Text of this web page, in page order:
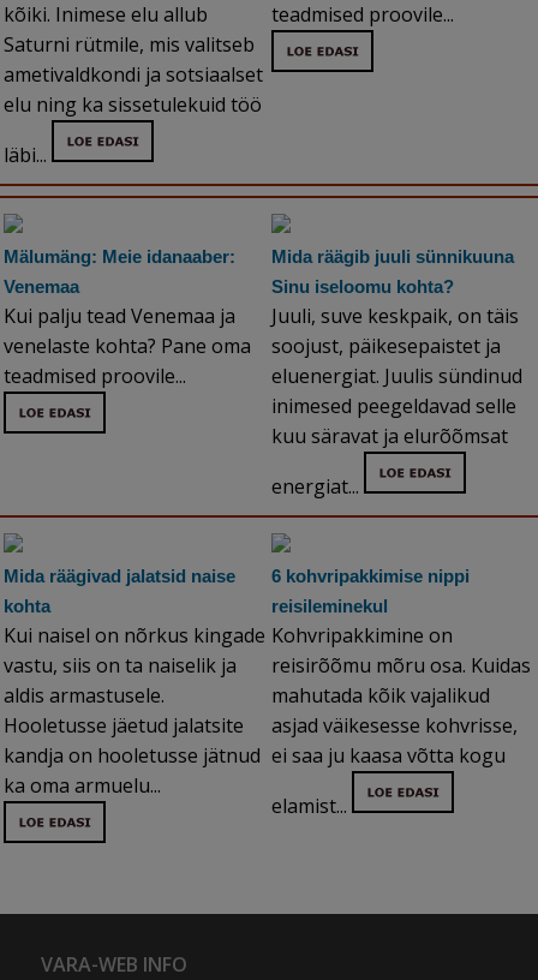
kõiki. Inimese elu allub
Saturni rütmile, mis valitseb
ametivaldkondi ja sotsiaalset
elu ning ka sissetulekuid töö
läbi...
teadmised proovile...
Mälumäng: Meie idanaaber:
Venemaa
Kui palju tead Venemaa ja
venelaste kohta? Pane oma
teadmised proovile...
Mida räägib juuli sünnikuuna
Sinu iseloomu kohta?
Juuli, suve keskpaik, on täis
soojust, päikesepaistet ja
eluenergiat. Juulis sündinud
inimesed peegeldavad selle
kuu säravat ja elurõõmsat
energiat...
Mida räägivad jalatsid naise
kohta
Kui naisel on nõrkus kingade
vastu, siis on ta naiselik ja
aldis armastusele.
Hooletusse jäetud jalatsite
kandja on hooletusse jätnud
ka oma armuelu...
6 kohvripakkimise nippi
reisileminekul
Kohvripakkimine on
reisirõõmu mõru osa. Kuidas
mahutada kõik vajalikud
asjad väikesesse kohvrisse,
ei saa ju kaasa võtta kogu
elamist...
VARA-WEB INFO